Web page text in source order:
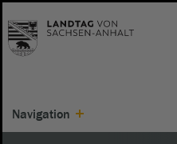
Navigation